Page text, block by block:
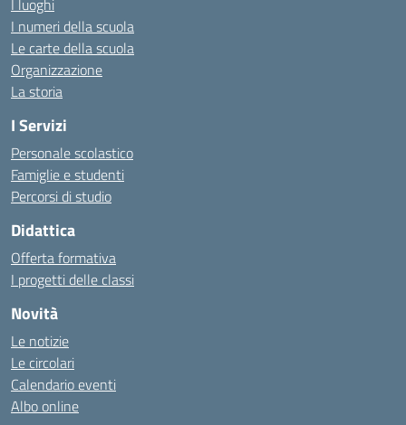
I luoghi
I numeri della scuola
Le carte della scuola
Organizzazione
La storia
I Servizi
Personale scolastico
Famiglie e studenti
Percorsi di studio
Didattica
Offerta formativa
I progetti delle classi
Novità
Le notizie
Le circolari
Calendario eventi
Albo online